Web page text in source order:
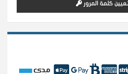
كلمة المرور